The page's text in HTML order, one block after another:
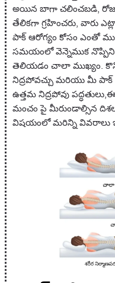
అయిన బాగా చలించబడి,
తేలికగా గ్రహించరు, వారు
పాక్ ఆరోగ్యం కోసం ఎంతో
సమయంలో వెన్నెముక
తెలియడం చాలా ముఖ్యం.
నిద్రపోవచ్చు మరియు మీ పాక్
ఉత్తమ నిద్రపోవు
మంచం పై మీరుండాల్సిన
విషయంలో మరిన్ని వివరాలు